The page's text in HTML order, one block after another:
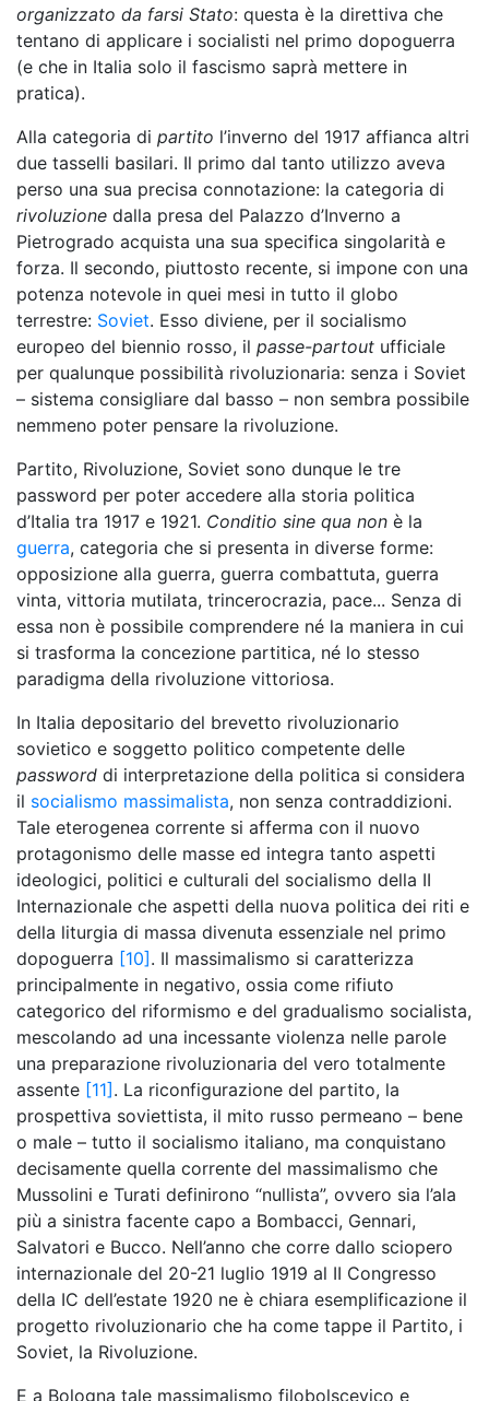
organizzato da farsi Stato: questa è la direttiva che
tentano di applicare i socialisti nel primo dopoguerra
(e che in Italia solo il fascismo saprà mettere in
pratica).
Alla categoria di partito l’inverno del 1917 affianca altri
due tasselli basilari. Il primo dal tanto utilizzo aveva
perso una sua precisa connotazione: la categoria di
rivoluzione dalla presa del Palazzo d’Inverno a
Pietrogrado acquista una sua specifica singolarità e
forza. Il secondo, piuttosto recente, si impone con una
potenza notevole in quei mesi in tutto il globo
terrestre: Soviet. Esso diviene, per il socialismo
europeo del biennio rosso, il passe-partout ufficiale
per qualunque possibilità rivoluzionaria: senza i Soviet
– sistema consigliare dal basso – non sembra possibile
nemmeno poter pensare la rivoluzione.
Partito, Rivoluzione, Soviet sono dunque le tre
password per poter accedere alla storia politica
d’Italia tra 1917 e 1921. Conditio sine qua non è la
guerra, categoria che si presenta in diverse forme:
opposizione alla guerra, guerra combattuta, guerra
vinta, vittoria mutilata, trincerocrazia, pace... Senza di
essa non è possibile comprendere né la maniera in cui
si trasforma la concezione partitica, né lo stesso
paradigma della rivoluzione vittoriosa.
In Italia depositario del brevetto rivoluzionario
sovietico e soggetto politico competente delle
password di interpretazione della politica si considera
il socialismo massimalista, non senza contraddizioni.
Tale eterogenea corrente si afferma con il nuovo
protagonismo delle masse ed integra tanto aspetti
ideologici, politici e culturali del socialismo della II
Internazionale che aspetti della nuova politica dei riti e
della liturgia di massa divenuta essenziale nel primo
dopoguerra [10]. Il massimalismo si caratterizza
principalmente in negativo, ossia come rifiuto
categorico del riformismo e del gradualismo socialista,
mescolando ad una incessante violenza nelle parole
una preparazione rivoluzionaria del vero totalmente
assente [11]. La riconfigurazione del partito, la
prospettiva soviettista, il mito russo permeano – bene
o male – tutto il socialismo italiano, ma conquistano
decisamente quella corrente del massimalismo che
Mussolini e Turati definirono “nullista”, ovvero sia l’ala
più a sinistra facente capo a Bombacci, Gennari,
Salvatori e Bucco. Nell’anno che corre dallo sciopero
internazionale del 20-21 luglio 1919 al II Congresso
della IC dell’estate 1920 ne è chiara esemplificazione il
progetto rivoluzionario che ha come tappe il Partito, i
Soviet, la Rivoluzione.
E a Bologna tale massimalismo filobolscevico e